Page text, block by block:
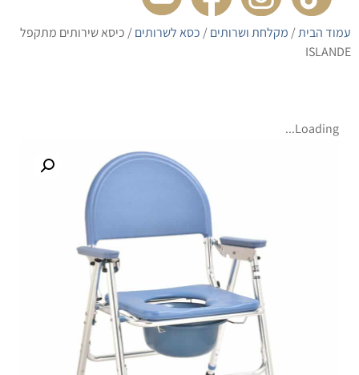
עמוד הבית/ מקלחת ושרותים/ כסא לשרותים/ כיסא שירותים מתקפל
ISLANDE
Loading...